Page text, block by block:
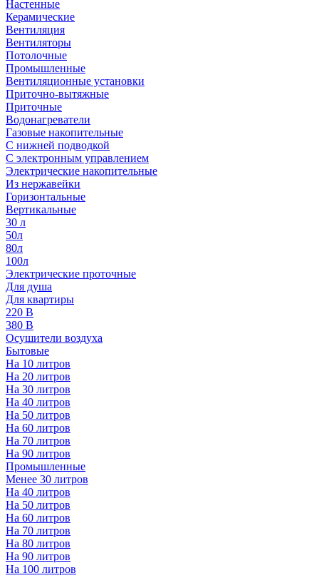
Настенные
Керамические
Вентиляция
Вентиляторы
Потолочные
Промышленные
Вентиляционные установки
Приточно-вытяжные
Приточные
Водонагреватели
Газовые накопительные
С нижней подводкой
С электронным управлением
Электрические накопительные
Из нержавейки
Горизонтальные
Вертикальные
30 л
50л
80л
100л
Электрические проточные
Для душа
Для квартиры
220 В
380 В
Осушители воздуха
Бытовые
На 10 литров
На 20 литров
На 30 литров
На 40 литров
На 50 литров
На 60 литров
На 70 литров
На 90 литров
Промышленные
Менее 30 литров
На 40 литров
На 50 литров
На 60 литров
На 70 литров
На 80 литров
На 90 литров
На 100 литров